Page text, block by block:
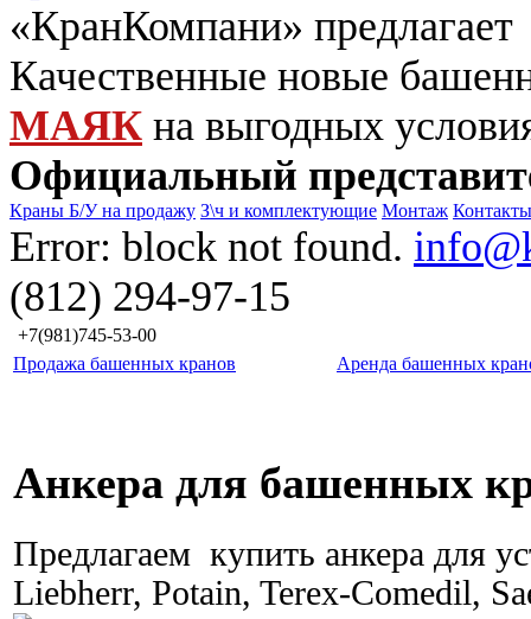
«КранКомпани» предлагает
Качественные новые
МАЯК на выгодных
Официальный
Краны Б/У на продажу З\ч и комплектующие Монтаж Контакты
Error: block not found.
(812) 294-97-15
+7(981)745-53-00
Продажа башенных кранов
Аренда башенных
Анкера для башенных
Предлагаем купить анкера для
Liebherr, Potain, Terex-Comedil,